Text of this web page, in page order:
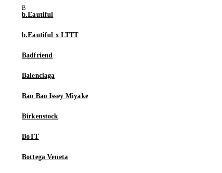
b.Eautiful
b.Eautiful x LTTT
Badfriend
Balenciaga
Bao Bao Issey Miyake
Birkenstock
BoTT
Bottega Veneta